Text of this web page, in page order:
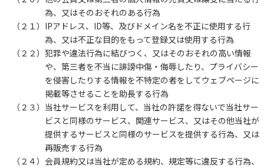
為、又はそのおそれのある行為
（２１） IPアドレス、ID等、及びドメイン名を不正に使用する行
為、又は不正な目的をもって登録又は使用する行為
（２２） 犯罪や違法行為に結びつく、又はそのおそれの高い情報
や、第三者を不当に誹謗中傷・侮辱したり、プライバシー
を侵害したりする情報を不特定の者をしてウェブページに
掲載等させることを助長する行為
（２３） 当社サービスを利用して、当社の許諾を得ないで当社サー
ビスと同様のサービス、関連サービス、又はその他当社が
提供するサービスと同様のサービスを提供する行為、又は
再販売する行為
（２４） 会員規約又は当社が定める規約、規定等に違反する行為、